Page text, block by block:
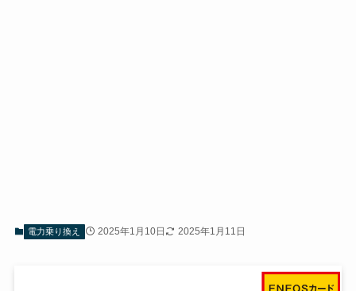
電力乗り換え 2025年1月10日 2025年1月11日